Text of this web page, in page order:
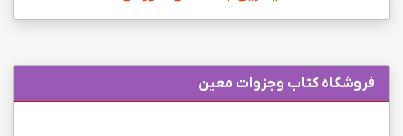
فروشگاه کتاب وجزوات معین